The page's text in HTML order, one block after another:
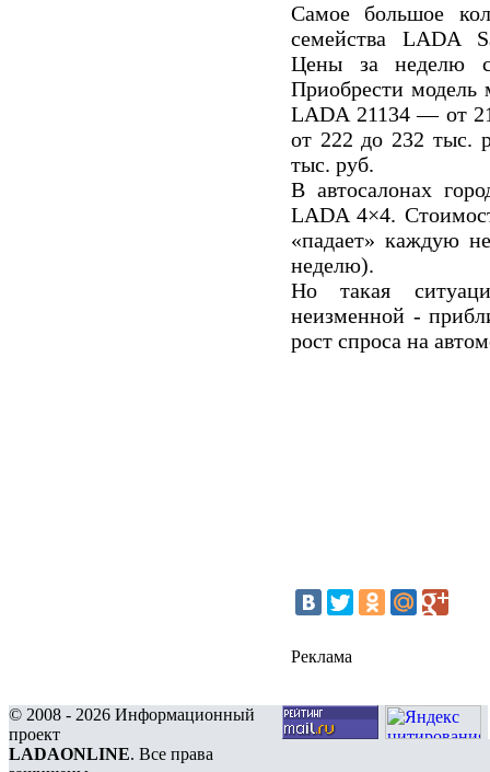
Самое большое
семейства LADA
Цены за неделю
Приобрести
LADA 21134 — от
от 222 до 232 тыс.
тыс. руб.
В автосалонах
LADA 4×4.
«падает» каждую
неделю).
Но такая
неизменной -
рост спроса на
Реклама
© 2008 - 2026 Информационный
проект
LADAONLINE. Все права